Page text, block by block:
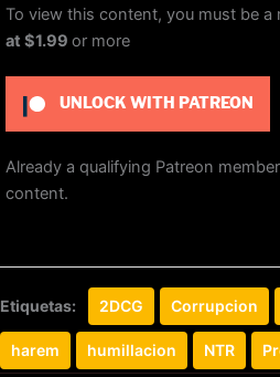
To view this content, you must be a
at $1.99 or more
UNLOCK WITH PATREON
Already a qualifying Patreon
content.
Etiquetas: 2DCG Corrupcion
harem humillacion NTR